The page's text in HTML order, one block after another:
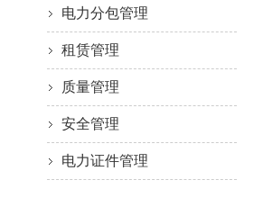
电力分包管理
租赁管理
质量管理
安全管理
电力证件管理